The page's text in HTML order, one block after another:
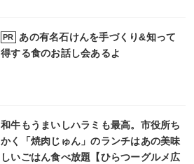
PR
あの有名石けんを手づくり&知って
得する食のお話し会あるよ
和牛もうまいしハラミも最高。市役所ち
かく「焼肉じゅん」のランチはあの美味
しいごはん食べ放題【ひらつーグルメ広